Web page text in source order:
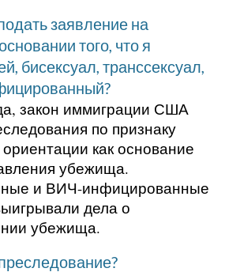
заявление на
того, что я
бисексуал, транссексуал,
закон иммиграции США
по признаку
как основание
убежища.
и ВИЧ-инфицированные
дела о
убежища.